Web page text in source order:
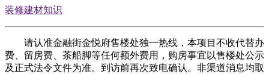
装修建材知识
请认准金融街金悦府售楼处独一热线，本项目不收代替办
费、留房费、茶船脚等任何额外费用，购房事宜以售楼处公示
及正式法令文件为准。到访前再次致电确认。非渠道消息均取